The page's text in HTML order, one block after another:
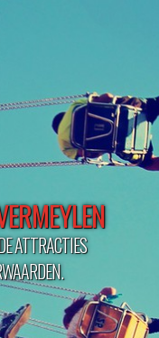
ATTRACTIES